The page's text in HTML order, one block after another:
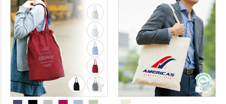
類を入れるのに最適な、マチ
薄の縦型不織布A4スクエアト
ートバッグです。カタログを
入れて配布したい展示会のノ
ベルティには最適です。持ち
手は通常よりも少し長めにし
てありますので、重いカタロ
グでも肩にかけて持ち運びい
ただけます。
る！気分もUPしてくれるコッ
トンバッグです。巾着型のバ
ッグなので、シュッと紐で絞
れば中身が見えることもあり
ません。5オンス生地のバッグ
側面に、大きくデザインを印
刷することが。日々の生活を
ちょっぴり豊かにするアイテ
ムです。